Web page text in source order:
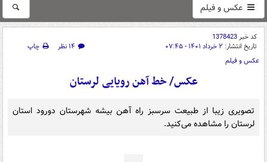
عکس و فیلم
کد خبر1378423
تاریخ انتشار: ۲ خرداد ۱۴۰۱ - ۰۷:۴۵ ۱۴ نظر
چاپ
عکس و فیلم
عکس/ خط آهن رویایی لرستان
تصویری زیبا از طبیعت سرسبز راه آهن بیشه شهرستان دورود استان
لرستان را مشاهده می‌کنید.